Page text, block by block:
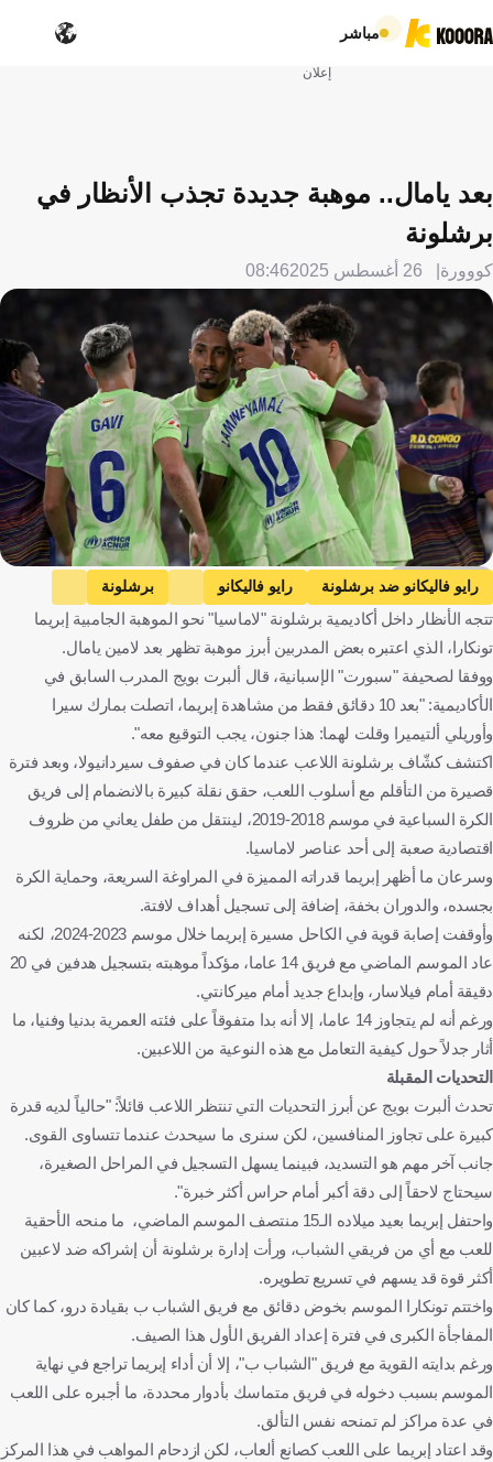
مباشر
إعلان
بعد يامال.. موهبة جديدة تجذب الأنظار في
برشلونة
كووورة 26 أغسطس 2025 08:46
Getty Images
رايو فاليكانو ضد برشلونة رايو فاليكانو
برشلونة
الدوري الإسباني
لامين يامال إسبانيا كرة قدم
تتجه الأنظار داخل أكاديمية برشلونة "لاماسيا" نحو الموهبة الجامبية إبريما
تونكارا، الذي اعتبره بعض المدربين أبرز موهبة تظهر بعد لامين يامال.
ووفقا لصحيفة "سبورت" الإسبانية، قال ألبرت بويج المدرب السابق في
الأكاديمية: "بعد 10 دقائق فقط من مشاهدة إبريما، اتصلت بمارك سيرا
وأوريلي ألتيميرا وقلت لهما: هذا جنون، يجب التوقيع معه".
اكتشف كشّاف برشلونة اللاعب عندما كان في صفوف سيردانيولا، وبعد فترة
قصيرة من التأقلم مع أسلوب اللعب، حقق نقلة كبيرة بالانضمام إلى فريق
الكرة السباعية في موسم 2018-2019، لينتقل من طفل يعاني من ظروف
اقتصادية صعبة إلى أحد عناصر لاماسيا.
وسرعان ما أظهر إبريما قدراته المميزة في المراوغة السريعة، وحماية الكرة
بجسده، والدوران بخفة، إضافة إلى تسجيل أهداف لافتة.
وأوقفت إصابة قوية في الكاحل مسيرة إبريما خلال موسم 2023-2024، لكنه
عاد الموسم الماضي مع فريق 14 عاما، مؤكداً موهبته بتسجيل هدفين في 20
دقيقة أمام فيلاسار، وإبداع جديد أمام ميركانتي.
ورغم أنه لم يتجاوز 14 عاما، إلا أنه بدا متفوقاً على فئته العمرية بدنيا وفنيا، ما
أثار جدلاً حول كيفية التعامل مع هذه النوعية من اللاعبين.
التحديات المقبلة
تحدث ألبرت بويج عن أبرز التحديات التي تنتظر اللاعب قائلاً: "حالياً لديه قدرة
كبيرة على تجاوز المنافسين، لكن سنرى ما سيحدث عندما تتساوى القوى.
جانب آخر مهم هو التسديد، فبينما يسهل التسجيل في المراحل الصغيرة،
سيحتاج لاحقاً إلى دقة أكبر أمام حراس أكثر خبرة".
واحتفل إبريما بعيد ميلاده الـ15 منتصف الموسم الماضي، ما منحه الأحقية
للعب مع أي من فريقي الشباب، ورأت إدارة برشلونة أن إشراكه ضد لاعبين
أكثر قوة قد يسهم في تسريع تطويره.
واختتم تونكارا الموسم بخوض دقائق مع فريق الشباب ب بقيادة درو، كما كان
المفاجأة الكبرى في فترة إعداد الفريق الأول هذا الصيف.
ورغم بدايته القوية مع فريق "الشباب ب"، إلا أن أداء إبريما تراجع في نهاية
الموسم بسبب دخوله في فريق متماسك بأدوار محددة، ما أجبره على اللعب
في عدة مراكز لم تمنحه نفس التألق.
وقد اعتاد إبريما على اللعب كصانع ألعاب، لكن ازدحام المواهب في هذا المركز